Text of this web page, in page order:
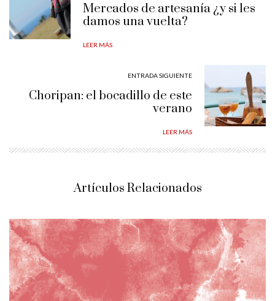
Mercados de artesanía ¿y si les
damos una vuelta?
LEER MÁS
ENTRADA SIGUIENTE
Choripan: el bocadillo de este
verano
LEER MÁS
Artículos Relacionados